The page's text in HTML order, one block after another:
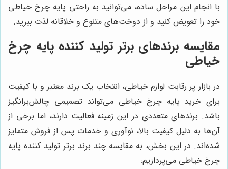
با انجام این مراحل ساده، می‌توانید به راحتی پایه چرخ خیاطی
خود را تعویض کنید و از دوخت‌های متنوع و خلاقانه لذت ببرید.
مقایسه برندهای برتر تولید کننده پایه چرخ
خیاطی
در بازار پر رقابت لوازم خیاطی، انتخاب یک برند معتبر و با کیفیت
برای خرید پایه چرخ خیاطی می‌تواند تصمیمی چالش‌برانگیز
باشد. برندهای متعددی در این زمینه فعالیت دارند، اما برخی از
آن‌ها به دلیل کیفیت بالا، نوآوری و خدمات پس از فروش متمایز
شده‌اند. در این بخش، به مقایسه چند برند برتر تولید کننده پایه
چرخ خیاطی می‌پردازیم: